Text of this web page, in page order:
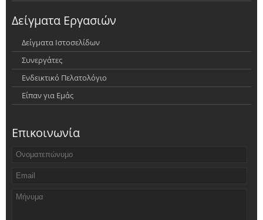
Δείγματα Εργασιών
Δείγματα Ιστοσελίδων
Συνεργάτες
Ενδεικτικό Πελατολόγιο
Είπαν για Εμάς
Επικοινωνία